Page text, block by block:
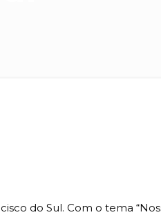
do Sul. Com o tema